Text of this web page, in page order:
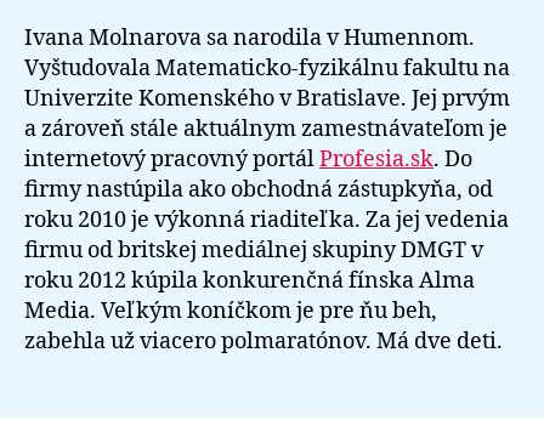
Ivana Molnarova sa narodila v Humennom.
Vyštudovala Matematicko-fyzikálnu fakultu na
Univerzite Komenského v Bratislave. Jej prvým
a zároveň stále aktuálnym zamestnávateľom je
internetový pracovný portálProfesia.sk. Do
firmy nastúpila ako obchodná zástupkyňa, od
roku 2010 je výkonná riaditeľka. Za jej vedenia
firmu od britskej mediálnej skupiny DMGT v
roku 2012 kúpila konkurenčná fínska Alma
Media. Veľkým koníčkom je pre ňu beh,
zabehla už viacero polmaratónov. Má dve deti.